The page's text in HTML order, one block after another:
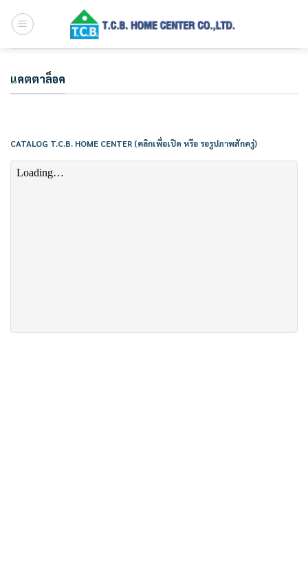
แคตตาล็อค
CATALOG T.C.B. HOME CENTER (คลิกเพื่อเปิด หรือ รอรูปภาพสักครู่)